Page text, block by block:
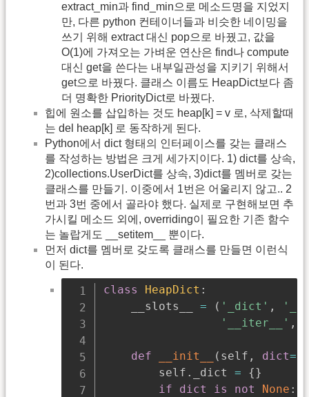
extract_min과 find_min으로 메소드명을 지었지
만, 다른 python 컨테이너들과 비슷한 네이밍을
쓰기 위해 extract 대신 pop으로 바꿨고, 값을
O(1)에 가져오는 가벼운 연산은 find나 compute
대신 get을 쓴다는 내부일관성을 지키기 위해서
get으로 바꿨다. 클래스 이름도 HeapDict보다 좀
더 명확한 PriorityDict로 바꿨다.
힙에 원소를 삽입하는 것도 heap[k] = v 로, 삭제할때
는 del heap[k] 로 동작하게 된다.
Python에서 dict 형태의 인터페이스를 갖는 클래스
를 작성하는 방법은 크게 세가지이다. 1) dict를 상속,
2)collections.UserDict를 상속, 3)dict를 멤버로 갖는
클래스를 만들기. 이중에서 1번은 어울리지 않고.. 2
번과 3번 중에서 골라야 했다. 실제로 구현해보면 추
가시킬 메소드 외에, overriding이 필요한 기존 함수
는 놀랍게도 __setitem__ 뿐이다.
먼저 dict를 멤버로 갖도록 클래스를 만들면 이런식
이 된다.
class HeapDict :
    __slots__
= ( '_dict' ,
'__iter__' ,
def __init__ ( self , dict=
        self
. _dict = {}
if
dict is not None :